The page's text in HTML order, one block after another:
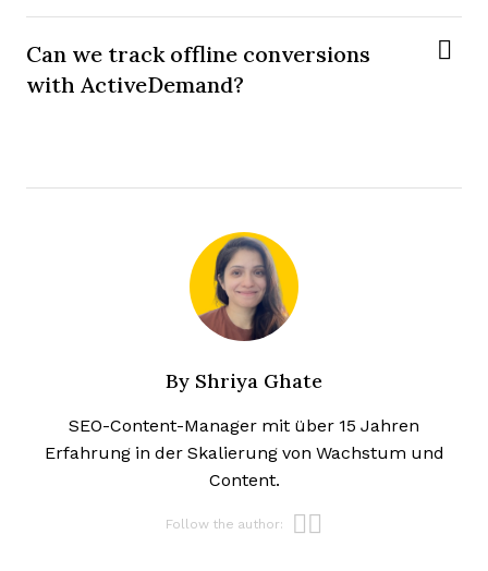
Can we track offline conversions
with ActiveDemand?
By Shriya Ghate
SEO-Content-Manager mit über 15 Jahren
Erfahrung in der Skalierung von Wachstum und
Content.
Follow the author: Opens new